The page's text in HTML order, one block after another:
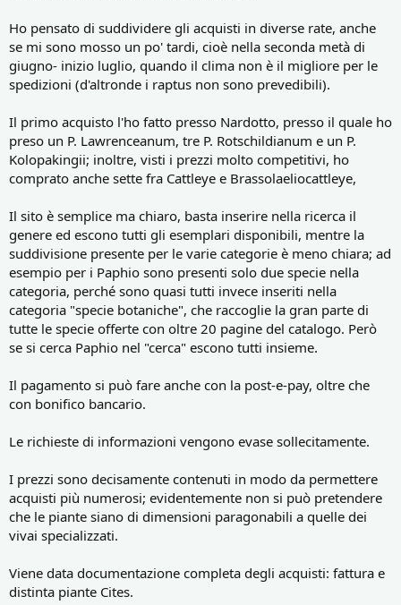
Ho pensato di suddividere gli acquisti in diverse rate, anche
se mi sono mosso un po' tardi, cioè nella seconda metà di
giugno- inizio luglio, quando il clima non è il migliore per le
spedizioni (d'altronde i raptus non sono prevedibili).
Il primo acquisto l'ho fatto presso Nardotto, presso il quale ho
preso un P. Lawrenceanum, tre P. Rotschildianum e un P.
Kolopakingii; inoltre, visti i prezzi molto competitivi, ho
comprato anche sette fra Cattleye e Brassolaeliocattleye,
Il sito è semplice ma chiaro, basta inserire nella ricerca il
genere ed escono tutti gli esemplari disponibili, mentre la
suddivisione presente per le varie categorie è meno chiara; ad
esempio per i Paphio sono presenti solo due specie nella
categoria, perché sono quasi tutti invece inseriti nella
categoria "specie botaniche", che raccoglie la gran parte di
tutte le specie offerte con oltre 20 pagine del catalogo. Però
se si cerca Paphio nel "cerca" escono tutti insieme.
Il pagamento si può fare anche con la post-e-pay, oltre che
con bonifico bancario.
Le richieste di informazioni vengono evase sollecitamente.
I prezzi sono decisamente contenuti in modo da permettere
acquisti più numerosi; evidentemente non si può pretendere
che le piante siano di dimensioni paragonabili a quelle dei
vivai specializzati.
Viene data documentazione completa degli acquisti: fattura e
distinta piante Cites.